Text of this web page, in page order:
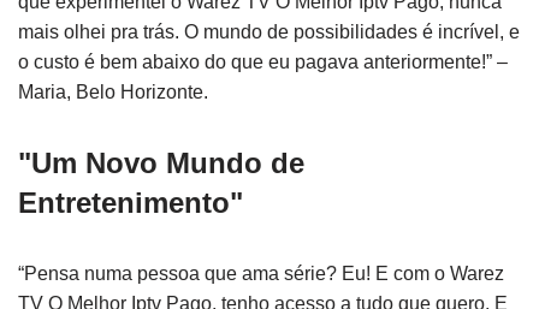
mais olhei pra trás. O mundo de possibilidades é incrível, e
o custo é bem abaixo do que eu pagava anteriormente!” –
Maria, Belo Horizonte.
"Um Novo Mundo de
Entretenimento"
“Pensa numa pessoa que ama série? Eu! E com o Warez
TV O Melhor Iptv Pago, tenho acesso a tudo que quero. E